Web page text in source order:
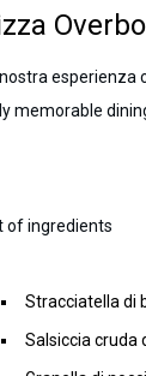
esperienza
memorable
of ingredients
Stracciatella di
Salsiccia cruda